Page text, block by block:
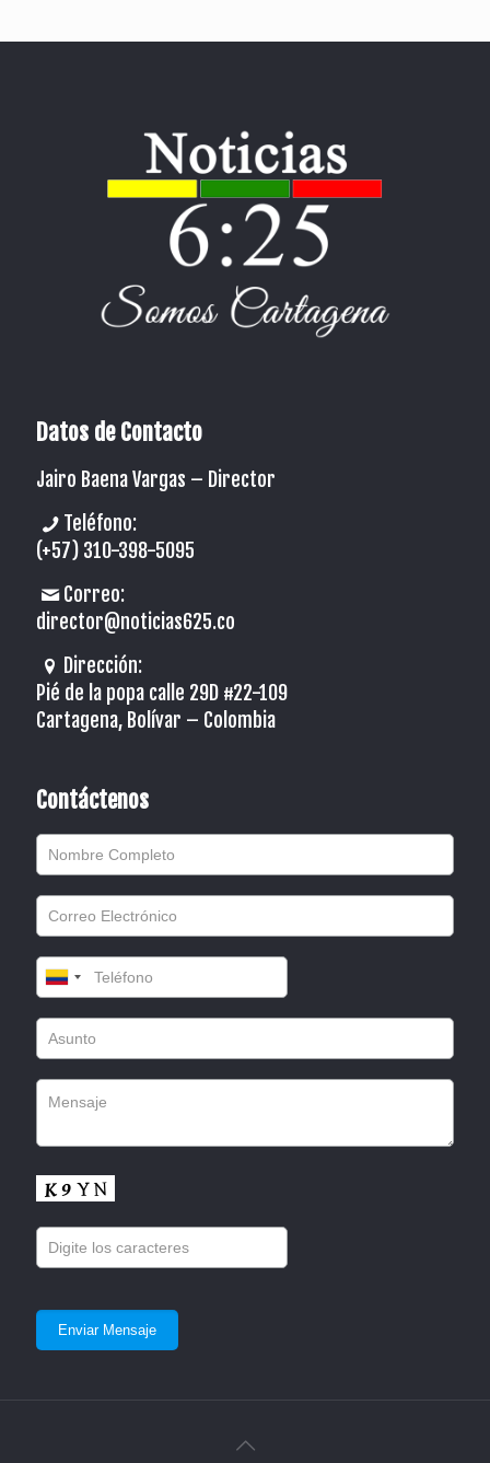
Datos de Contacto
Jairo Baena Vargas – Director
Teléfono:
(+57) 310-398-5095
Correo:
director@noticias625.co
Dirección:
Pié de la popa calle 29D #22-109
Cartagena, Bolívar – Colombia
Contáctenos